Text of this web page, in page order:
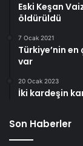
Eski Keşan
öldürüldü
7 Ocak 2021
Türkiye’nin
var
20 Ocak 2023
İki kardeşin
Son Haberler